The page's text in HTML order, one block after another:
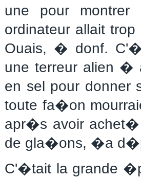
une pour
ordinateur allait
Ouais, � donf.
une terreur alien �
en sel pour donner
toute fa�on
apr�s avoir
de gla�ons, �a
C'�tait la grande